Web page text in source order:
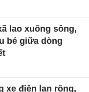
lao xuống sông,
bé giữa dòng
xe điện lan rộng,